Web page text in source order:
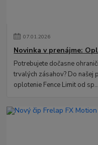
07.01.2026
Novinka v prenájme:
Potrebujete dočasne
trvalých zásahov? Do
oplotenie Fence Limit od